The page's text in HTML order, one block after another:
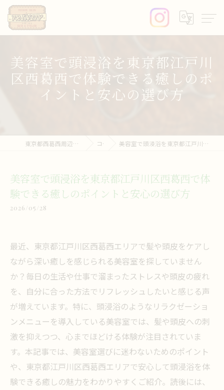
美容室で頭浸浴を東京都江戸川
区西葛西で体験できる癒しのポ
イントと安心の選び方
東京都西葛西周辺の美容室ならprivate salon trinity コラム 美容室で頭浸浴を東京都江戸川区西葛西で体験できる癒しのポイントと安心の選び方
美容室で頭浸浴を東京都江戸川区西葛西で体
験できる癒しのポイントと安心の選び方
2026/05/28
最近、東京都江戸川区西葛西エリアで髪や頭皮をケアし
ながら深い癒しを感じられる美容室を探していません
か？毎日の生活や仕事で溜まったストレスや頭皮の疲れ
を、自分に合った方法でリフレッシュしたいと感じる声
が増えています。特に、頭浸浴のようなリラクゼーショ
ンメニューを導入している美容室では、髪や頭皮への刺
激を抑えつつ、心までほどける体験が注目されていま
す。本記事では、美容室選びに迷わないためのポイント
や、東京都江戸川区西葛西エリアで安心して頭浸浴を体
験できる癒しの魅力をわかりやすくご紹介。読後には、